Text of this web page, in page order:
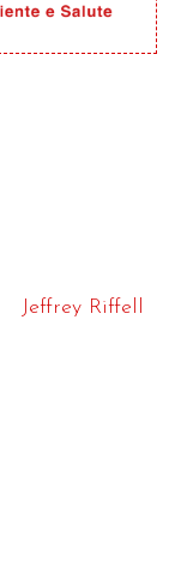
Jeffrey Riffell